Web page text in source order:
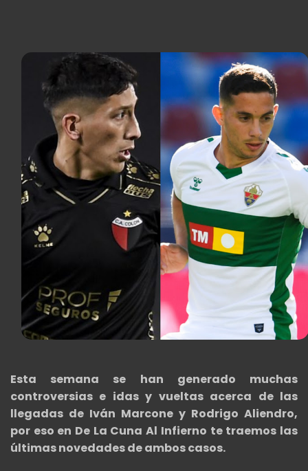
Esta semana se han generado muchas
controversias e idas y vueltas acerca de las
llegadas de Iván Marcone y Rodrigo Aliendro,
por eso en De La Cuna Al Infierno te traemos las
últimas novedades de ambos casos.